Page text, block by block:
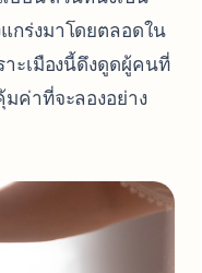
กร่งมาโดยตลอดใน
ะเมืองนี้ดึงดูดผู้คนที่
ค่าที่จะลองอย่าง